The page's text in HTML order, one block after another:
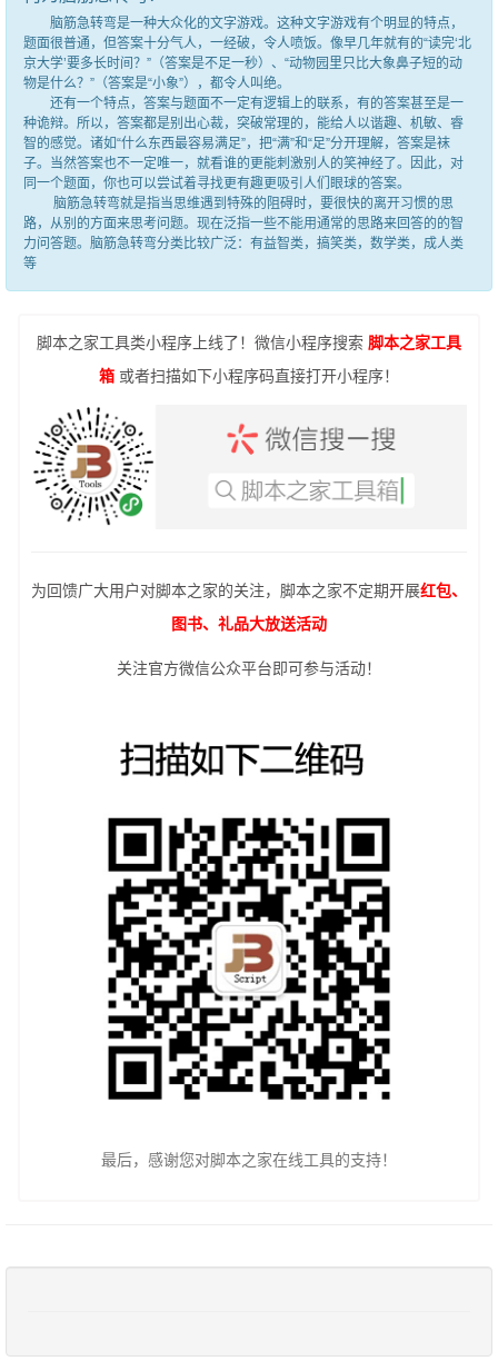
脑筋急转弯是一种大众化的文字游戏。这种文字游戏有个明显的特点，
题面很普通，但答案十分气人，一经破，令人喷饭。像早几年就有的“读完‘北
京大学’要多长时间？”（答案是不足一秒）、“动物园里只比大象鼻子短的动
物是什么？”（答案是“小象”），都令人叫绝。
还有一个特点，答案与题面不一定有逻辑上的联系，有的答案甚至是一
种诡辩。所以，答案都是别出心裁，突破常理的，能给人以谐趣、机敏、睿
智的感觉。诸如“什么东西最容易满足”，把“满”和“足”分开理解，答案是袜
子。当然答案也不一定唯一，就看谁的更能刺激别人的笑神经了。因此，对
同一个题面，你也可以尝试着寻找更有趣更吸引人们眼球的答案。
脑筋急转弯就是指当思维遇到特殊的阻碍时，要很快的离开习惯的思
路，从别的方面来思考问题。现在泛指一些不能用通常的思路来回答的的智
力问答题。脑筋急转弯分类比较广泛：有益智类，搞笑类，数学类，成人类
等
脚本之家工具类小程序上线了！微信小程序搜索 脚本之家工具
箱 或者扫描如下小程序码直接打开小程序！
为回馈广大用户对脚本之家的关注，脚本之家不定期开展红包、
图书、礼品大放送活动
关注官方微信公众平台即可参与活动！
最后，感谢您对脚本之家在线工具的支持！